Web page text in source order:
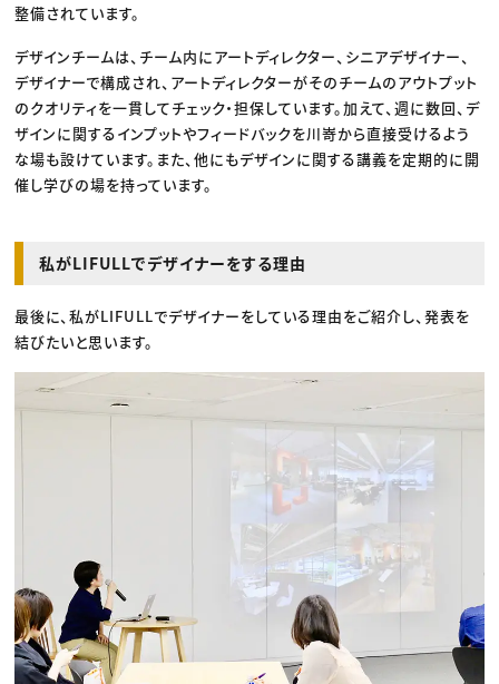
整備されています。
デザインチームは、チーム内にアートディレクター、シニアデザイナー、
デザイナーで構成され、アートディレクターがそのチームのアウトプット
のクオリティを一貫してチェック・担保しています。加えて、週に数回、デ
ザインに関するインプットやフィードバックを川嵜から直接受けるよう
な場も設けています。また、他にもデザインに関する講義を定期的に開
催し学びの場を持っています。
私がLIFULLでデザイナーをする理由
最後に、私がLIFULLでデザイナーをしている理由をご紹介し、発表を
結びたいと思います。